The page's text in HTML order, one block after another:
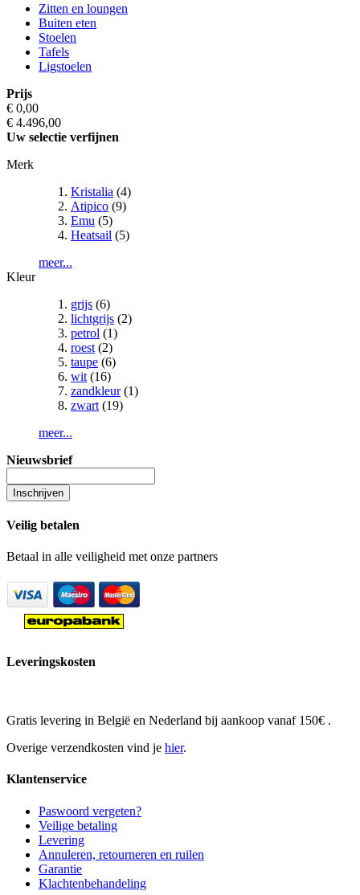
Zitten en loungen
Buiten eten
Stoelen
Tafels
Ligstoelen
Prijs
€ 0,00
€ 4.496,00
Uw selectie verfijnen
Merk
Kristalia (4)
Atipico (9)
Emu (5)
Heatsail (5)
meer...
Kleur
grijs (6)
lichtgrijs (2)
petrol (1)
roest (2)
taupe (6)
wit (16)
zandkleur(1)
zwart (19)
meer...
Nieuwsbrief
Inschrijven
Veilig betalen
Betaal in alle veiligheid met onze partners
Leveringskosten
Gratis levering in België en Nederland bij aankoop vanaf 150€ .
Overige verzendkosten vind je hier.
Klantenservice
Paswoord vergeten?
Veilige betaling
Levering
Annuleren, retourneren en ruilen
Garantie
Klachtenbehandeling